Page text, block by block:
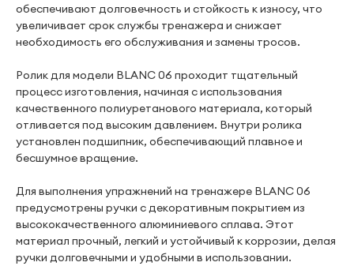
обеспечивают долговечность и стойкость к износу, что
увеличивает срок службы тренажера и снижает
необходимость его обслуживания и замены тросов.
Ролик для модели BLANC 06 проходит тщательный
процесс изготовления, начиная с использования
качественного полиуретанового материала, который
отливается под высоким давлением. Внутри ролика
установлен подшипник, обеспечивающий плавное и
бесшумное вращение.
Для выполнения упражнений на тренажере BLANC 06
предусмотрены ручки с декоративным покрытием из
высококачественного алюминиевого сплава. Этот
материал прочный, легкий и устойчивый к коррозии, делая
ручки долговечными и удобными в использовании.